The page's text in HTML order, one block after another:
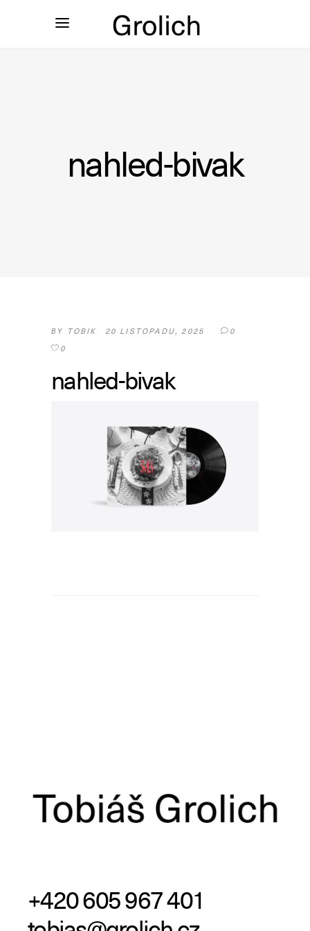
nahled-bivak
BY TOBIK 20 LISTOPADU, 2025
0
0
nahled-bivak
+420 605 967 401